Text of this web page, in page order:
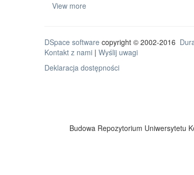
View more
DSpace software copyright © 2002-2016
Kontakt z nami | Wyślij uwagi
Deklaracja dostępności
Budowa Repozytorium Uniwersytetu